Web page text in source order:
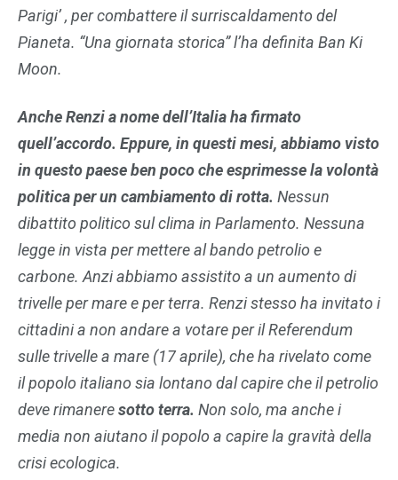
Parigi’ , per combattere il surriscaldamento del
Pianeta. “Una giornata storica” l’ha definita Ban Ki
Moon.
Anche Renzi a nome dell’Italia ha firmato
quell’accordo. Eppure, in questi mesi, abbiamo visto
in questo paese ben poco che esprimesse la volontà
politica per un cambiamento di rotta. Nessun
dibattito politico sul clima in Parlamento. Nessuna
legge in vista per mettere al bando petrolio e
carbone. Anzi abbiamo assistito a un aumento di
trivelle per mare e per terra. Renzi stesso ha invitato i
cittadini a non andare a votare per il Referendum
sulle trivelle a mare (17 aprile), che ha rivelato come
il popolo italiano sia lontano dal capire che il petrolio
deve rimaneresotto terra. Non solo, ma anche i
media non aiutano il popolo a capire la gravità della
crisi ecologica.